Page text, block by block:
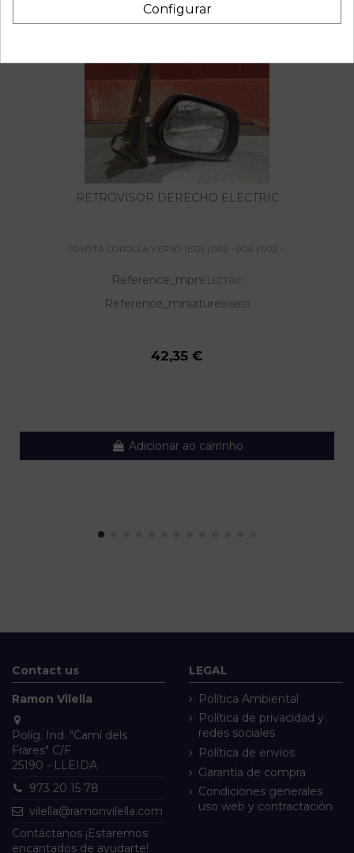
Também poderá gostar
RETROVISOR DERECHO ELECTRIC
TOYOTA COROLLA VERSO (E12) | 0.02 - 0.04 | 0.02 -...
Reference_mpnELECTRIC
Reference_miniature809859
42,35 €
Adicionar ao carrinho
Contact us
Ramon Vilella
Políg. Ind. "Camí dels
Frares" C/F
25190 - LLEIDA
973 20 15 78
vilella@ramonvilella.com
Contáctanos ¡Estaremos
encantados de ayudarte!
LEGAL
Política Ambiental
Política de privacidad y
redes sociales
Política de envíos
Garantía de compra
Condiciones generales
uso web y contractación
Configurar